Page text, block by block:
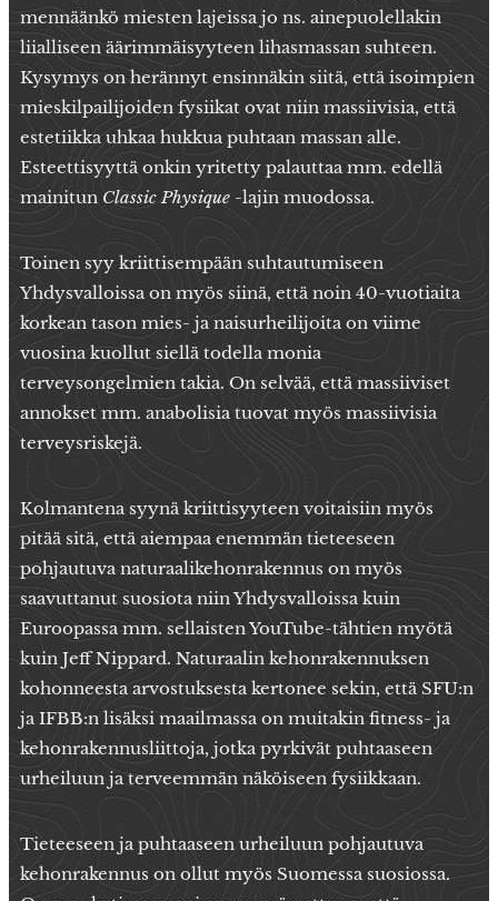
mennäänkö miesten lajeissa jo ns. ainepuolellakin
liialliseen äärimmäisyyteen lihasmassan suhteen.
Kysymys on herännyt ensinnäkin siitä, että isoimpien
mieskilpailijoiden fysiikat ovat niin massiivisia, että
estetiikka uhkaa hukkua puhtaan massan alle.
Esteettisyyttä onkin yritetty palauttaa mm. edellä
mainitun Classic Physique -lajin muodossa.
Toinen syy kriittisempään suhtautumiseen
Yhdysvalloissa on myös siinä, että noin 40-vuotiaita
korkean tason mies- ja naisurheilijoita on viime
vuosina kuollut siellä todella monia
terveysongelmien takia. On selvää, että massiiviset
annokset mm. anabolisia tuovat myös massiivisia
terveysriskejä.
Kolmantena syynä kriittisyyteen voitaisiin myös
pitää sitä, että aiempaa enemmän tieteeseen
pohjautuva naturaalikehonrakennus on myös
saavuttanut suosiota niin Yhdysvalloissa kuin
Euroopassa mm. sellaisten YouTube-tähtien myötä
kuin Jeff Nippard. Naturaalin kehonrakennuksen
kohonneesta arvostuksesta kertonee sekin, että SFU:n
ja IFBB:n lisäksi maailmassa on muitakin fitness- ja
kehonrakennusliittoja, jotka pyrkivät puhtaaseen
urheiluun ja terveemmän näköiseen fysiikkaan.
Tieteeseen ja puhtaaseen urheiluun pohjautuva
kehonrakennus on ollut myös Suomessa suosiossa.